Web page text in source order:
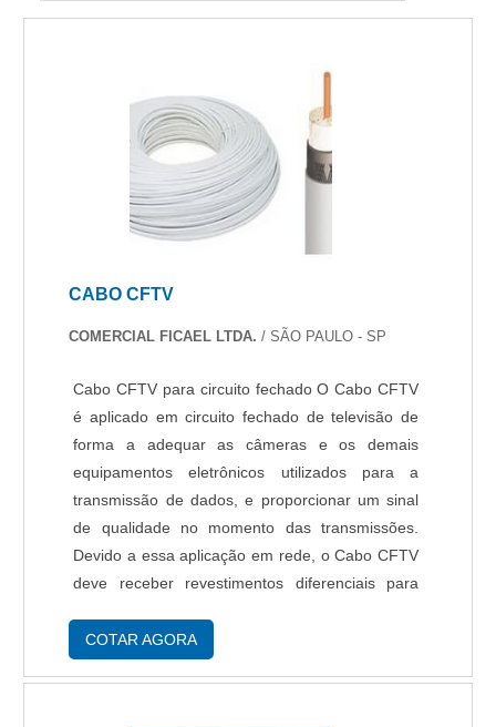
CABO CFTV
COMERCIAL FICAEL LTDA. / SÃO PAULO - SP
Cabo CFTV para circuito fechado O Cabo CFTV
é aplicado em circuito fechado de televisão de
forma a adequar as câmeras e os demais
equipamentos eletrônicos utilizados para a
transmissão de dados, e proporcionar um sinal
de qualidade no momento das transmissões.
Devido a essa aplicação em rede, o Cabo CFTV
deve receber revestimentos diferenciais para
comercializa fios e cabos elétricos e acessórios
COTAR AGORA